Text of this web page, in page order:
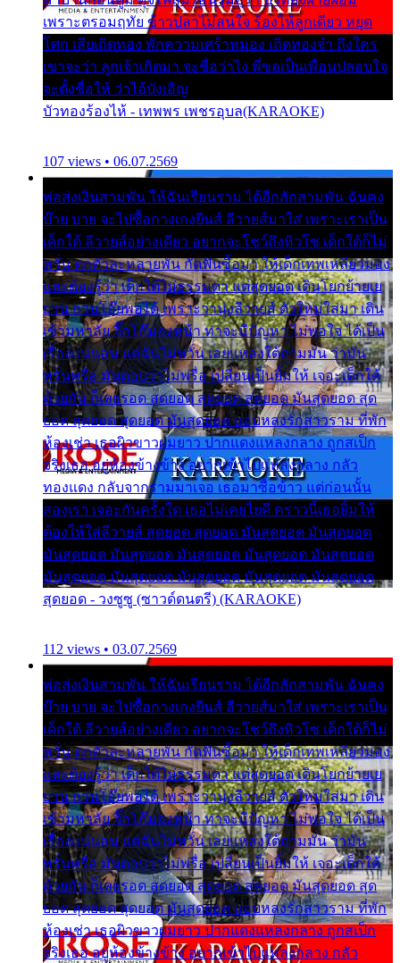
เพราะตรอมฤทัย ข้าวปลาไม่สนใจ ร้องไห้ลูกเดียว หยุด
โศก เสียเถิดทอง พักความเศร้าหมอง เถิดทองจ๋า ถึงใคร
เขาจะว่า ลูกเจ้าเกิดมา จะชื่อว่าไง พี่ขอเป็นเพื่อนปลอบใจ
จะตั้งชื่อให้ ว่าไอ้บังเอิญ
บัวทองร้องไห้ - เทพพร เพชรอุบล(KARAOKE)
107 views • 06.07.2569
พ่อส่งเงินสามพัน ให้ฉันเรียนราม ได้อีกสักสามพัน ฉันคง
บ๊าย บาย จะไปซื้อกางเกงยีนส์ ลีวายส์มาใส่ เพราะเราเป็น
เด็กใต้ ลีวายส์อย่างเดียว อยากจะโชว์ถึงหิวโซ เด็กใต้ก็ไม่
หวั่น ตกตัวละหลายพัน กัดฟันซื้อมา ให้เด็กเทพเหลียวมอง
และต้องรู้ว่า เด็กใต้ไม่ธรรมดา แต่สุดยอด เดินโยกย้ายเย
ยวน กวนโอ๊ยพอได้ เพราะว่านุ่งลีวายส์ ตัวใหม่ใส่มา เดิน
เข้ามหาลัย จิ๊กโก๊มองหน้า ท่าจะมีปัญหา ไม่พอใจ ได้เป็น
เรื่องแน่นอน แต่ฉันไม่หวั่น เลยแหลงใต้ถามมัน ว่ามัน
พรั่นพรือ มันตอบว่าไม่พรื่อ เปลี่ยนเป็นยิ้มให้ เจอะเด็กใต้
ด้วยกัน ก็เลยรอด สุดยอด สุดยอด สุดยอด มันสุดยอด สุด
ยอด สุดยอด สุดยอด มันสุดยอด แอบหลงรักสาวราม ที่พัก
ห้องเช่า เธอผิวขาวผมยาว ปากแดงแหลงกลาง ถูกสเป็ก
จริงเธอ อยู่ห้องข้างข้าง อยากเข้าไปแหลงกลาง กลัว
ทองแดง กลับจากรามมาเจอ เธอมาซื้อข้าว แต่ก่อนนั้น
สองเรา เจอะกันครั้งใด เธอไม่เคยไยดี คราวนี้เธอยิ้มให้
ต้องให้ใส่ลีวายส์ สุดยอด สุดยอด มันสุดยอด มันสุดยอด
มันสุดยอด มันสุดยอด มันสุดยอด มันสุดยอด มันสุดยอด
มันสุดยอด มันสุดยอด มันสุดยอด มันสุดยอด มันสุดยอด
สุดยอด - วงซูซู (ซาวด์ดนตรี) (KARAOKE)
112 views • 03.07.2569
พ่อส่งเงินสามพัน ให้ฉันเรียนราม ได้อีกสักสามพัน ฉันคง
บ๊าย บาย จะไปซื้อกางเกงยีนส์ ลีวายส์มาใส่ เพราะเราเป็น
เด็กใต้ ลีวายส์อย่างเดียว อยากจะโชว์ถึงหิวโซ เด็กใต้ก็ไม่
หวั่น ตกตัวละหลายพัน กัดฟันซื้อมา ให้เด็กเทพเหลียวมอง
และต้องรู้ว่า เด็กใต้ไม่ธรรมดา แต่สุดยอด เดินโยกย้ายเย
ยวน กวนโอ๊ยพอได้ เพราะว่านุ่งลีวายส์ ตัวใหม่ใส่มา เดิน
เข้ามหาลัย จิ๊กโก๊มองหน้า ท่าจะมีปัญหา ไม่พอใจ ได้เป็น
เรื่องแน่นอน แต่ฉันไม่หวั่น เลยแหลงใต้ถามมัน ว่ามัน
พรั่นพรือ มันตอบว่าไม่พรื่อ เปลี่ยนเป็นยิ้มให้ เจอะเด็กใต้
ด้วยกัน ก็เลยรอด สุดยอด สุดยอด สุดยอด มันสุดยอด สุด
ยอด สุดยอด สุดยอด มันสุดยอด แอบหลงรักสาวราม ที่พัก
ห้องเช่า เธอผิวขาวผมยาว ปากแดงแหลงกลาง ถูกสเป็ก
จริงเธอ อยู่ห้องข้างข้าง อยากเข้าไปแหลงกลาง กลัว